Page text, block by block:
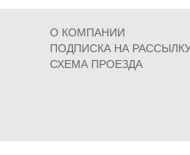
О КОМПАНИИ
ПОДПИСКА НА
СХЕМА ПРОЕЗДА